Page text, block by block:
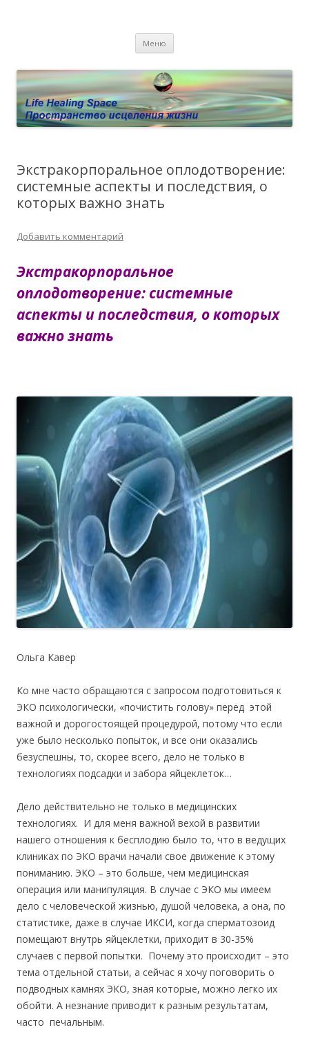
Личный сайт Елены Барымовой
исцелении воспоминанием и ренкарнационике. Услуги.
Меню
Экстракорпоральное оплодотворение:
системные аспекты и последствия, о
которых важно знать
Добавить комментарий
Экстракорпоральное
оплодотворение: системные
аспекты и последствия, о которых
важно знать
Ольга Кавер
Ко мне часто обращаются с запросом подготовиться к
ЭКО психологически, «почистить голову» перед этой
важной и дорогостоящей процедурой, потому что если
уже было несколько попыток, и все они оказались
безуспешны, то, скорее всего, дело не только в
технологиях подсадки и забора яйцеклеток…
Дело действительно не только в медицинских
технологиях. И для меня важной вехой в развитии
нашего отношения к бесплодию было то, что в ведущих
клиниках по ЭКО врачи начали свое движение к этому
пониманию. ЭКО – это больше, чем медицинская
операция или манипуляция. В случае с ЭКО мы имеем
дело с человеческой жизнью, душой человека, а она, по
статистике, даже в случае ИКСИ, когда сперматозоид
помещают внутрь яйцеклетки, приходит в 30-35%
случаев с первой попытки. Почему это происходит – это
тема отдельной статьи, а сейчас я хочу поговорить о
подводных камнях ЭКО, зная которые, можно легко их
обойти. А незнание приводит к разным результатам,
часто печальным.